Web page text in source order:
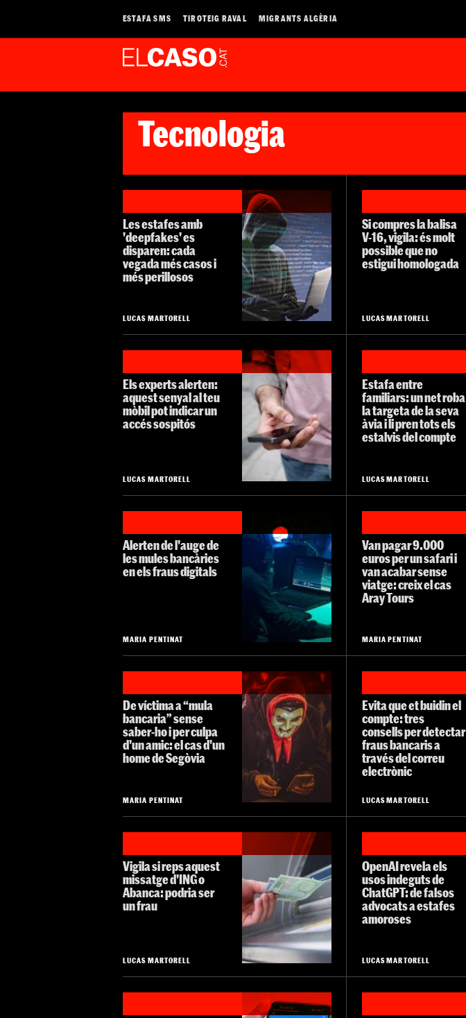
ESTAFA SMS TIROTEIG RAVAL MIGRANTS ALGÈRIA
Tecnologia
Les estafes amb
'deepfakes' es
disparen: cada
vegada més casos i
més perillosos
LUCAS MARTORELL
Si compres la balisa
V-16, vigila: és molt
possible que no
estigui homologada
LUCAS MARTORELL
Els experts alerten:
aquest senyal al teu
mòbil pot indicar un
accés sospitós
LUCAS MARTORELL
Estafa entre
familiars: un net roba
la targeta de la seva
àvia i li pren tots els
estalvis del compte
LUCAS MARTORELL
Alerten de l'auge de
les mules bancàries
en els fraus digitals
MARIA PENTINAT
Van pagar 9.000
euros per un safari i
van acabar sense
viatge: creix el cas
Aray Tours
MARIA PENTINAT
De víctima a “mula
bancaria” sense
saber-ho i per culpa
d'un amic: el cas d'un
home de Segòvia
MARIA PENTINAT
Evita que et buidin el
compte: tres
consells per detectar
fraus bancaris a
través del correu
electrònic
LUCAS MARTORELL
Vigila si reps aquest
missatge d'ING o
Abanca: podria ser
un frau
LUCAS MARTORELL
OpenAI revela els
usos indeguts de
ChatGPT: de falsos
advocats a estafes
amoroses
LUCAS MARTORELL